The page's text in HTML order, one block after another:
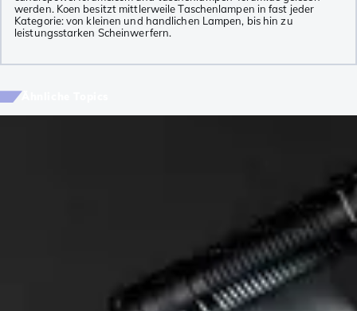
werden. Koen besitzt mittlerweile Taschenlampen in fast jeder
Kategorie: von kleinen und handlichen Lampen, bis hin zu
leistungsstarken Scheinwerfern.